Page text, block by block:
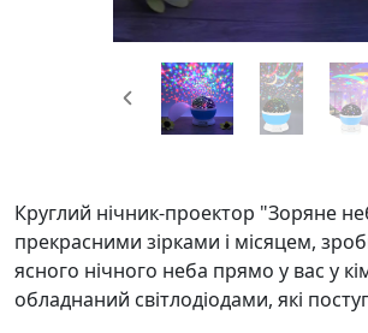
Круглий нічник-проектор "Зоряне
прекрасними зірками і місяцем,
ясного нічного неба прямо у вас у
обладнаний світлодіодами, які